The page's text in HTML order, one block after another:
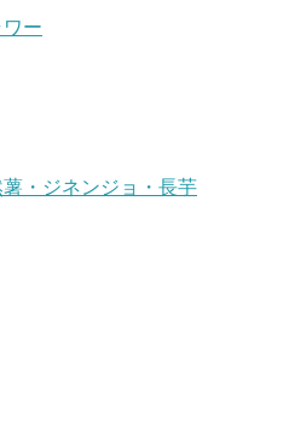
ー
・ジネンジョ・長芋